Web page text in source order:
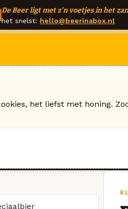
De Beer ligt met z'n voetjes in het
het snelst: hello@beerinabox.nl
het liefst met honing.